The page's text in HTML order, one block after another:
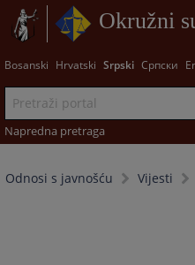
Okružni
Bosanski Hrvatski Srpski Српски
Napredna pretraga
Odnosi s javnošću Vijesti